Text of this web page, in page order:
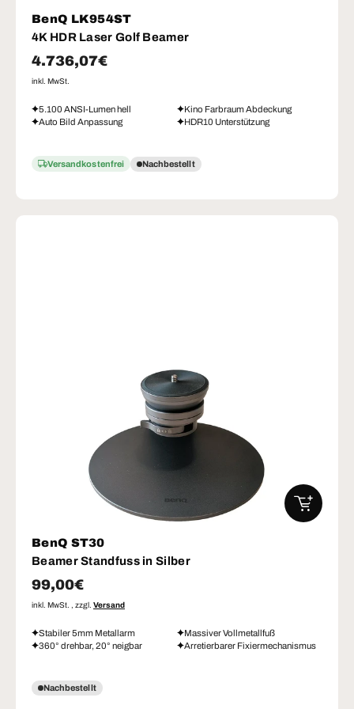
BenQ LK954ST
4K HDR Laser Golf Beamer
Normaler Preis
4.736,07€
inkl. MwSt.
5.100 ANSI-Lumen hell
Kino Farbraum Abdeckung
Auto Bild Anpassung
HDR10 Unterstützung
Versandkostenfrei Nachbestellt
BenQ ST30
Beamer Standfuss in Silber
Normaler Preis
99,00€
inkl. MwSt. , zzgl. Versand
Stabiler 5mm Metallarm
Massiver Vollmetallfuß
360° drehbar, 20° neigbar
Arretierbarer Fixiermechanismus
Nachbestellt
IN DEN